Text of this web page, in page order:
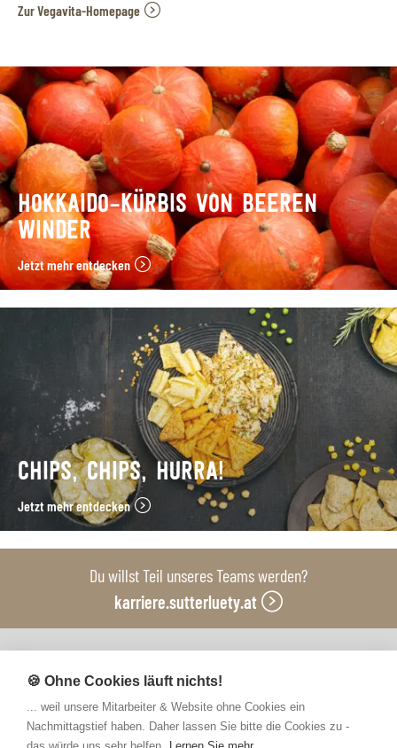
Zur Vegavita-Homepage
HOKKAIDO–KÜRBIS VON BEEREN
WINDER
Jetzt mehr entdecken
CHIPS, CHIPS, HURRA!
Jetzt mehr entdecken
Du willst Teil unseres Teams werden?
karriere.sutterluety.at
Unsere Produktionsbetriebe
🍪 Ohne Cookies läuft nichts!
... weil unsere Mitarbeiter & Website ohne Cookies ein
Nachmittagstief haben. Daher lassen Sie bitte die Cookies zu -